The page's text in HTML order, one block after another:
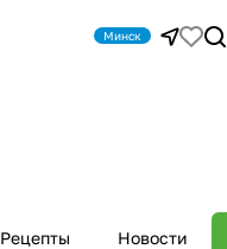
Минск
Рецепты Новости